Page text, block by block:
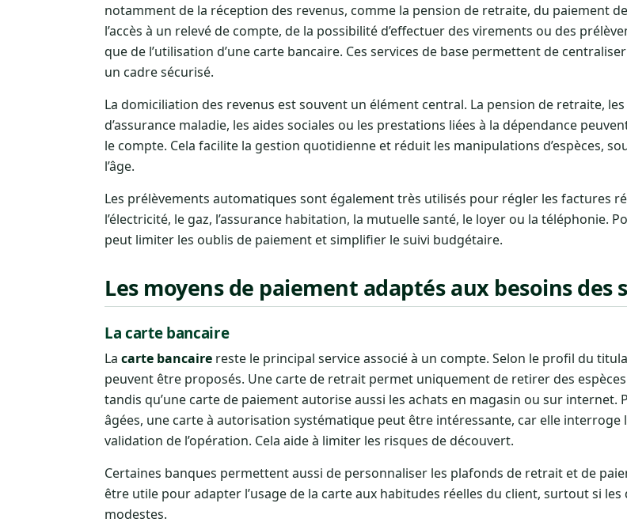
notamment de la réception des revenus, comme la pension de retraite, du paiement
l’accès à un relevé de compte, de la possibilité d’effectuer des virements ou des
que de l’utilisation d’une carte bancaire. Ces services de base permettent de
un cadre sécurisé.
La domiciliation des revenus est souvent un élément central. La pension de retraite,
d’assurance maladie, les aides sociales ou les prestations liées à la dépendance
le compte. Cela facilite la gestion quotidienne et réduit les manipulations d’espèces,
l’âge.
Les prélèvements automatiques sont également très utilisés pour régler les factures
l’électricité, le gaz, l’assurance habitation, la mutuelle santé, le loyer ou la téléphonie.
peut limiter les oublis de paiement et simplifier le suivi budgétaire.
Les moyens de paiement adaptés aux besoins des
La carte bancaire
La carte bancaire reste le principal service associé à un compte. Selon le profil du
peuvent être proposés. Une carte de retrait permet uniquement de retirer des
tandis qu’une carte de paiement autorise aussi les achats en magasin ou sur internet.
âgées, une carte à autorisation systématique peut être intéressante, car elle interroge
validation de l’opération. Cela aide à limiter les risques de découvert.
Certaines banques permettent aussi de personnaliser les plafonds de retrait et de
être utile pour adapter l’usage de la carte aux habitudes réelles du client, surtout si
modestes.